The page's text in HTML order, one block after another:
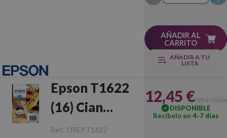
AÑADIR AL
CARRITO
AÑADIR A TU
LISTA
Epson T1622
(16) Cian
Original
Ref.: OREPT1622
12,45 €IVA incluido
DISPONIBLE
Recíbelo en 4-7 días